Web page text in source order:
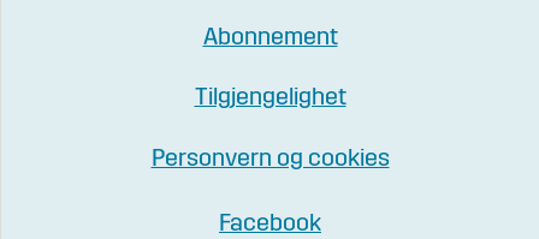
Abonnement
Tilgjengelighet
Personvern og cookies
Facebook